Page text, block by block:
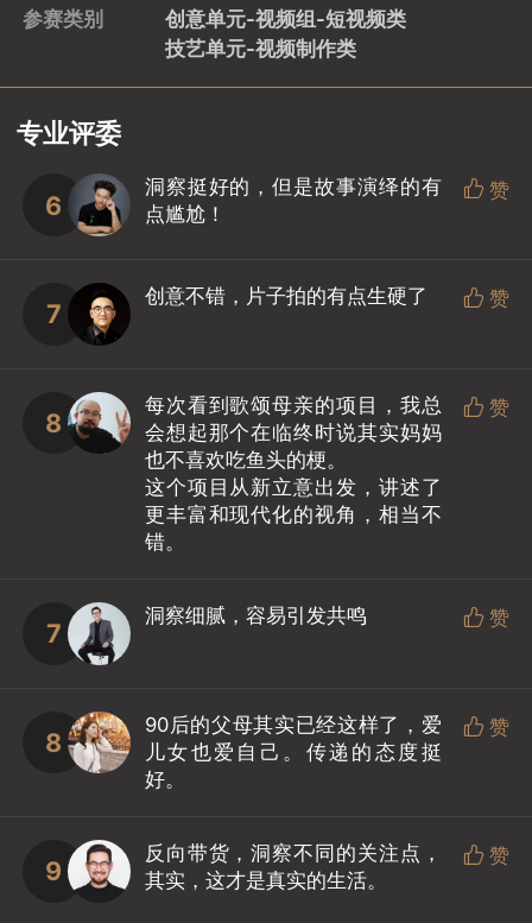
参赛类别
创意单元-视频组-短视频类
技艺单元-视频制作类
专业评委
6
洞察挺好的，但是故事演绎的有
点尴尬！
 赞
7
创意不错，片子拍的有点生硬了  赞
8
每次看到歌颂母亲的项目，我总
会想起那个在临终时说其实妈妈
也不喜欢吃鱼头的梗。
这个项目从新立意出发，讲述了
更丰富和现代化的视角，相当不
错。
 赞
7
洞察细腻，容易引发共鸣  赞
8
90后的父母其实已经这样了，爱
儿女也爱自己。传递的态度挺
好。
 赞
9
反向带货，洞察不同的关注点，
其实，这才是真实的生活。
 赞